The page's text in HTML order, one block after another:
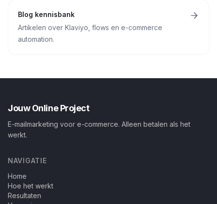
Blog kennisbank
Artikelen over Klaviyo, flows en e-commerce
automation.
Jouw Online Project
E-mailmarketing voor e-commerce. Alleen betalen als het
werkt.
NAVIGATIE
Home
Hoe het werkt
Resultaten